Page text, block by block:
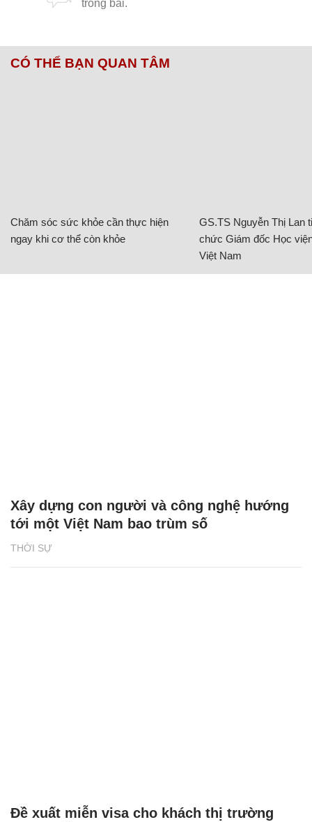
CÓ THỂ BẠN QUAN TÂM
Chăm sóc sức khỏe cần thực hiện
ngay khi cơ thể còn khỏe
GS.TS Nguyễn Thị Lan
chức Giám đốc Học
Việt Nam
THỜI SỰ
Xây dựng con người và công nghệ hướng
tới một Việt Nam bao trùm số
Đề xuất miễn visa cho khách thị trường